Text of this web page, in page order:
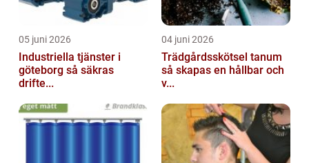
05 juni 2026
Industriella tjänster i
göteborg så säkras
drifte...
04 juni 2026
Trädgårdsskötsel tanum
så skapas en hållbar och
v...